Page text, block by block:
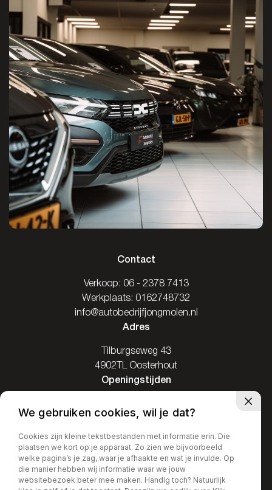
Contact
Verkoop: 06 - 2378 7413
Werkplaats: 0162748732
info@autobedrijfjongmolen.nl
Adres
Tilburgseweg 43
4902TL Oosterhout
Openingstijden
Di / Vr: 08.00-17.30
Za: 09.00-16.00
Zo: Gesloten
We gebruiken cookies, wil je dat?
Cookies zijn kleine tekstbestanden met informatie erin. Die
plaatsen we kort op je apparaat. Zo zien we bijvoorbeeld
welke pagina’s je zag, waar je afhaakte en wat je invulde. Op
die manier hebben wij informatie waar we jouw
websitebezoek beter mee maken. Handig toch? Natuurlijk